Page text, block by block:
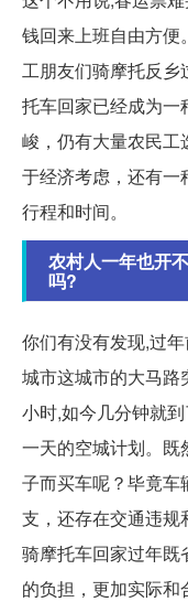
钱回来上班自由方
工朋友们骑摩托反
托车回家已经成为
峻，仍有大量农民工
于经济考虑，还有
行程和时间。
农村人一年也开
吗?
你们有没有发现,过
城市这城市的大马路
小时,如今几分钟就
一天的空城计划。
子而买车呢？毕竟
支，还存在交通违规
骑摩托车回家过年
的负担，更加实际和